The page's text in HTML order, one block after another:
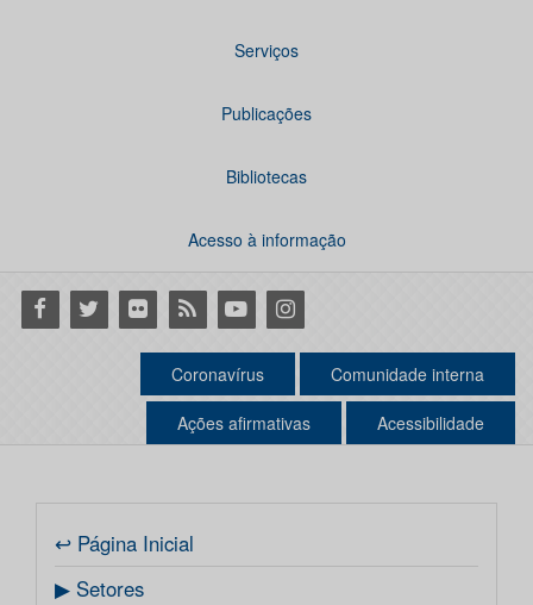
Serviços
Publicações
Bibliotecas
Acesso à informação
Facebook
Twitter Flickr RSS YoutubeInstagram
Coronavírus Comunidade interna
Ações afirmativas Acessibilidade
↩ Página Inicial
▶ Setores